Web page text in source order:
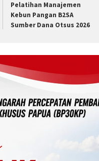
Pelatihan Manajemen
Kebun Pangan B2SA
Sumber Dana Otsus 2026